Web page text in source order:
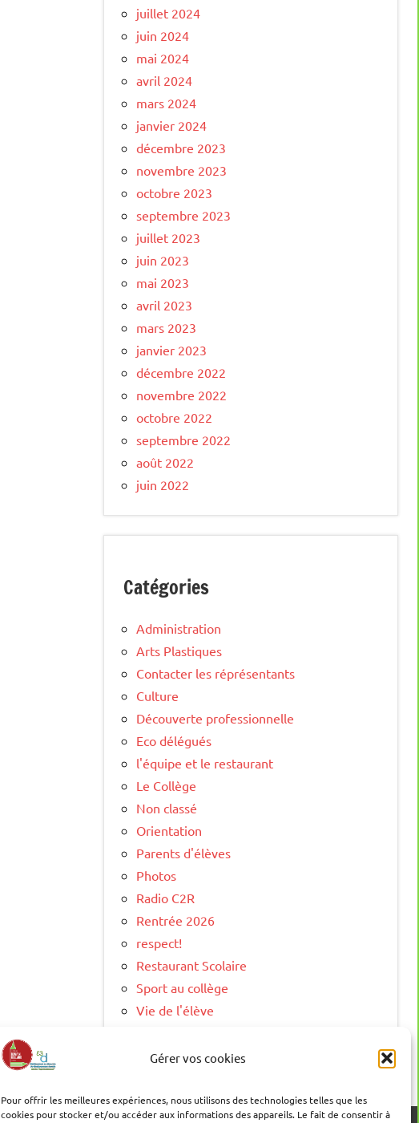
Gérer vos cookies
Pour offrir les meilleures expériences, nous utilisons des technologies telles que les
cookies pour stocker et/ou accéder aux informations des appareils. Le fait de consentir à
juillet 2024
juin 2024
mai 2024
avril 2024
mars 2024
janvier 2024
décembre 2023
novembre 2023
octobre 2023
septembre 2023
juillet 2023
juin 2023
mai 2023
avril 2023
mars 2023
janvier 2023
décembre 2022
novembre 2022
octobre 2022
septembre 2022
août 2022
juin 2022
Catégories
Administration
Arts Plastiques
Contacter les réprésentants
Culture
Découverte professionnelle
Eco délégués
l'équipe et le restaurant
Le Collège
Non classé
Orientation
Parents d'élèves
Photos
Radio C2R
Rentrée 2026
respect!
Restaurant Scolaire
Sport au collège
Vie de l'élève
Visite Virtuelle